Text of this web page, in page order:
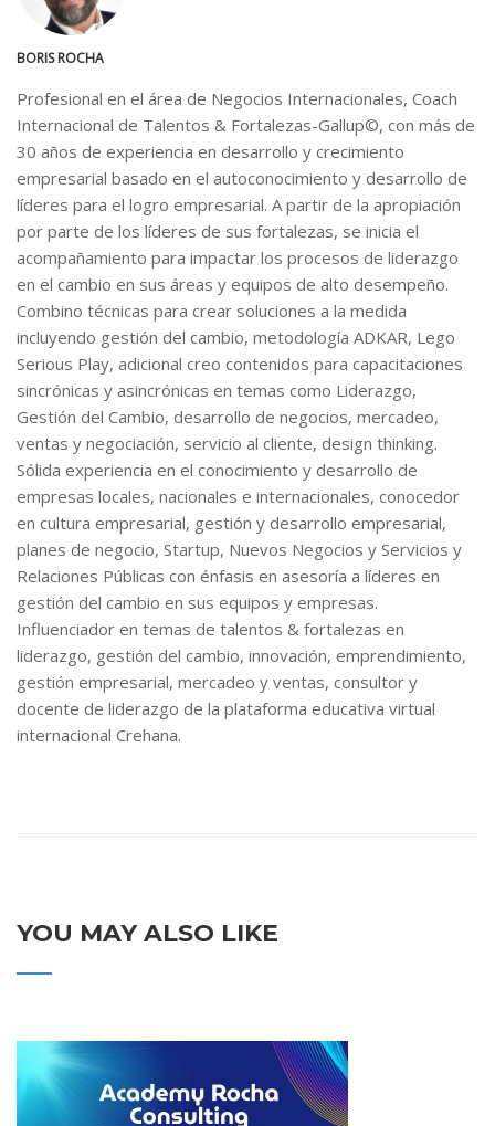
BORIS ROCHA
Profesional en el área de Negocios Internacionales, Coach
Internacional de Talentos & Fortalezas-Gallup©, con más de
30 años de experiencia en desarrollo y crecimiento
empresarial basado en el autoconocimiento y desarrollo de
líderes para el logro empresarial. A partir de la apropiación
por parte de los líderes de sus fortalezas, se inicia el
acompañamiento para impactar los procesos de liderazgo
en el cambio en sus áreas y equipos de alto desempeño.
Combino técnicas para crear soluciones a la medida
incluyendo gestión del cambio, metodología ADKAR, Lego
Serious Play, adicional creo contenidos para capacitaciones
sincrónicas y asincrónicas en temas como Liderazgo,
Gestión del Cambio, desarrollo de negocios, mercadeo,
ventas y negociación, servicio al cliente, design thinking.
Sólida experiencia en el conocimiento y desarrollo de
empresas locales, nacionales e internacionales, conocedor
en cultura empresarial, gestión y desarrollo empresarial,
planes de negocio, Startup, Nuevos Negocios y Servicios y
Relaciones Públicas con énfasis en asesoría a líderes en
gestión del cambio en sus equipos y empresas.
Influenciador en temas de talentos & fortalezas en
liderazgo, gestión del cambio, innovación, emprendimiento,
gestión empresarial, mercadeo y ventas, consultor y
docente de liderazgo de la plataforma educativa virtual
internacional Crehana.
YOU MAY ALSO LIKE